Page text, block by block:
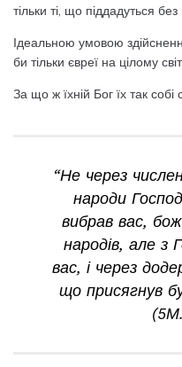
тільки ті, що піддадуться
Ідеальною умовою
би тільки євреї на цілому
За що ж їхній Бог їх так
“Не через
народи
вибрав вас,
народів, але з
вас, і через
що присягнув